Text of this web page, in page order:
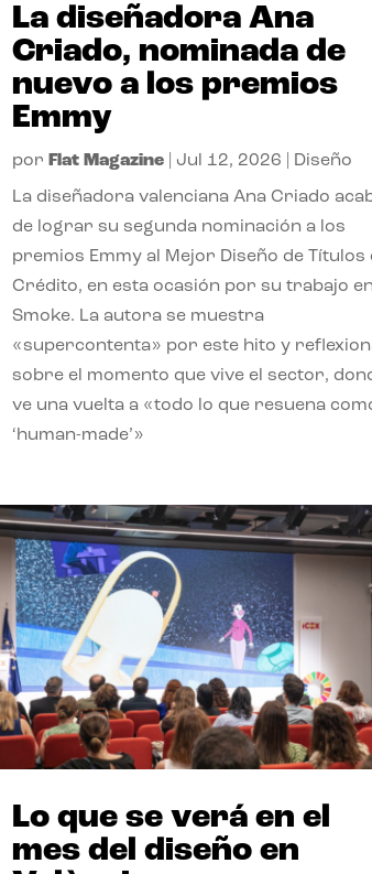
La diseñadora Ana
Criado, nominada de
nuevo a los premios
Emmy
por Flat Magazine| Jul 12, 2026 Diseño
La diseñadora valenciana Ana Criado
de lograr su segunda nominación a los
premios Emmy al Mejor Diseño de Títulos
Crédito, en esta ocasión por su trabajo
Smoke. La autora se muestra
«supercontenta» por este hito y
sobre el momento que vive el sector,
ve una vuelta a «todo lo que resuena
‘human-made’»
Lo que se verá en el
mes del diseño en